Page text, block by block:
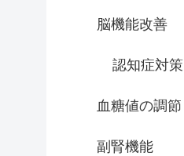
脳機能改善
認知症対策
血糖値の調節
副腎機能